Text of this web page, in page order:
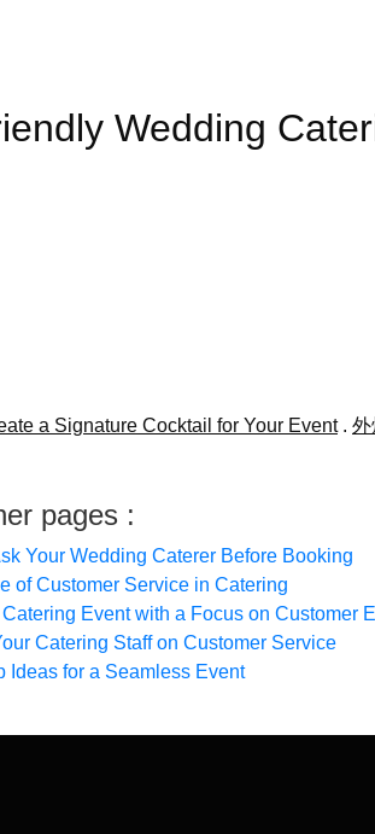
Wedding
a Signature Cocktail for Your Event. 外
pages :
Your Wedding Caterer Before Booking
of Customer Service in Catering
Event with a Focus on Customer
Catering Staff on Customer Service
Ideas for a Seamless Event